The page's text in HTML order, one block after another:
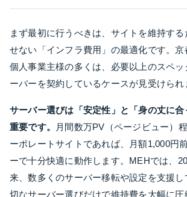
まず最初に行うべきは、サイトを維持す
せない「インフラ費用」の最適化です。
個人事業主様の多くは、必要以上のスペッ
ーバーを契約しているケースが見受けられ
サーバー選びは「安定性」と「身の丈に
重要です。
月間数万PV（ページビュー）
ーポレートサイトであれば、月額1,000円
ーで十分快適に動作します。MEHでは、
来、数多くのサーバー移転や設定を支援し
切なサーバー選びだけで維持費を大幅に